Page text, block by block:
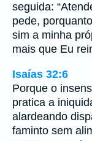
seguida:
pede,
sim a minha
mais que Eu
Isaías 32:6
Porque o
pratica a
alardeando
faminto sem